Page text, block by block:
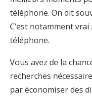
téléphone. On dit
C’est notamment vrai
téléphone.
Vous avez de la
recherches
par économiser des